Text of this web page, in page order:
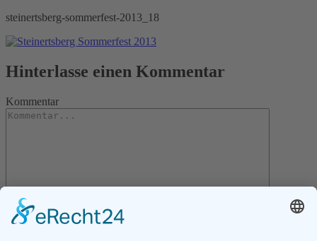
steinertsberg-sommerfest-2013_18
Hinterlasse einen Kommentar
Kommentar